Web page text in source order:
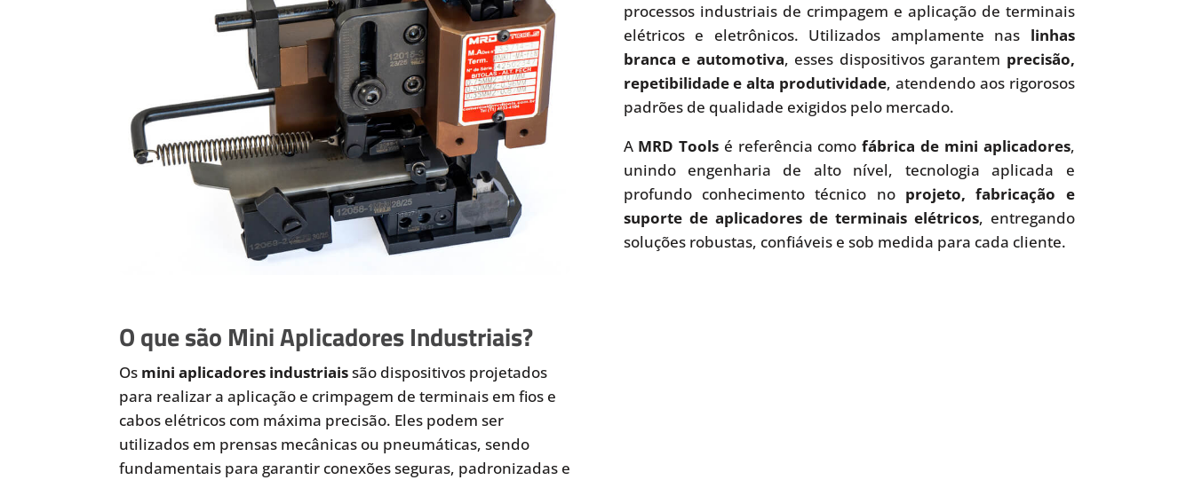
processos industriais de crimpagem e aplicação de terminais
elétricos e eletrônicos. Utilizados amplamente nas linhas
branca e automotiva, esses dispositivos garantem precisão,
repetibilidade e alta produtividade, atendendo aos rigorosos
padrões de qualidade exigidos pelo mercado.
A MRD Tools é referência comofábrica de mini aplicadores,
unindo engenharia de alto nível, tecnologia aplicada e
profundo conhecimento técnico no projeto, fabricação e
suporte de aplicadores de terminais elétricos, entregando
soluções robustas, confiáveis e sob medida para cada cliente.
O que são Mini Aplicadores Industriais?
Os mini aplicadores industriaissão dispositivos projetados
para realizar a aplicação e crimpagem de terminais em fios e
cabos elétricos com máxima precisão. Eles podem ser
utilizados em prensas mecânicas ou pneumáticas, sendo
fundamentais para garantir conexões seguras, padronizadas e